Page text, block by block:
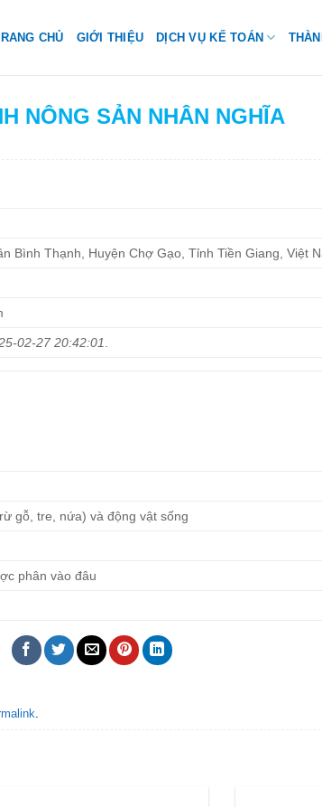
CHỦ GIỚI THIỆU DỊCH VỤ KẾ TOÁN
NÔNG SẢN NHÂN NGHĨA
Bình Thạnh, Huyện Chợ Gạo, Tỉnh Tiền Giang, Việt
02-27 20:42:01
gỗ, tre, nứa) và động vật sống
phân vào đâu